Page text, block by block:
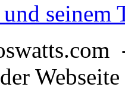
seinem